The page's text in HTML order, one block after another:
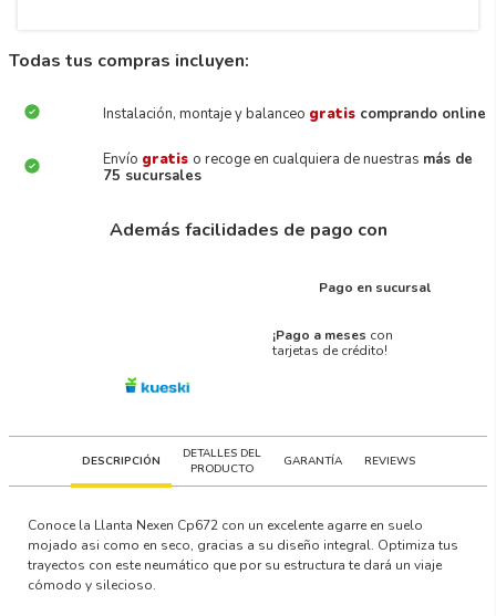
Todas tus compras incluyen:
Instalación, montaje y balanceo gratis comprando online
Envío gratis o recoge en cualquiera de nuestras más de
75 sucursales
Además facilidades de pago con
Pago en sucursal
¡Pago a meses con
tarjetas de crédito!
DESCRIPCIÓN
DETALLES DEL
PRODUCTO
GARANTÍA REVIEWS
Conoce la Llanta Nexen Cp672 con un excelente agarre en suelo
mojado asi como en seco, gracias a su diseño integral. Optimiza tus
trayectos con este neumático que por su estructura te dará un viaje
cómodo y silecioso.